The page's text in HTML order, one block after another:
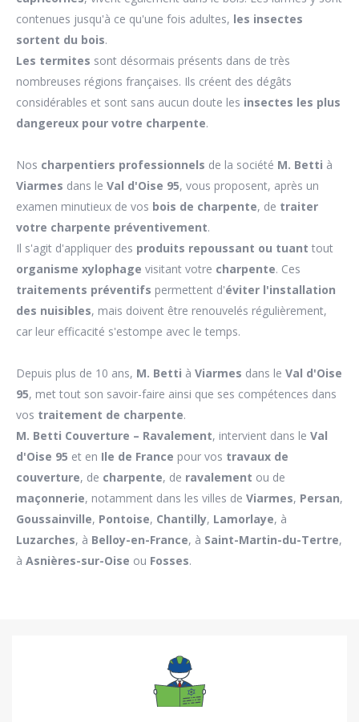
contenues jusqu'à ce qu'une fois adultes, les insectes
sortent du bois.
Les termites sont désormais présents dans de très
nombreuses régions françaises. Ils créent des dégâts
considérables et sont sans aucun doute les insectes les plus
dangereux pour votre charpente.
Nos charpentiers professionnels de la société M. Betti à
Viarmes dans le Val d'Oise 95, vous proposent, après un
examen minutieux de vos bois de charpente, de traiter
votre charpente préventivement.
Il s'agit d'appliquer des produits repoussant ou tuant tout
organisme xylophage visitant votre charpente. Ces
traitements préventifs permettent d'éviter l'installation
des nuisibles, mais doivent être renouvelés régulièrement,
car leur efficacité s'estompe avec le temps.
Depuis plus de 10 ans, M. Betti à Viarmes dans le Val d'Oise
95, met tout son savoir-faire ainsi que ses compétences dans
vos traitement de charpente.
M. Betti Couverture – Ravalement, intervient dans le Val
d'Oise 95 et en Ile de France pour vos travaux de
couverture, de charpente, de ravalement ou de
maçonnerie, notamment dans les villes de Viarmes, Persan,
Goussainville, Pontoise, Chantilly, Lamorlaye, à
Luzarches, à Belloy-en-France, à Saint-Martin-du-Tertre,
à Asnières-sur-Oise ou Fosses.